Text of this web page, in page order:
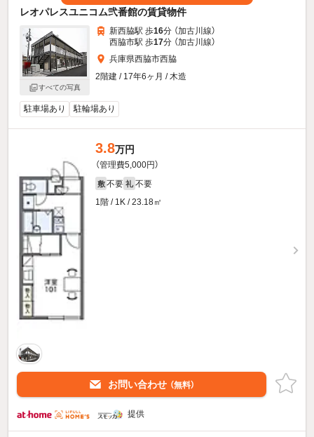
レオパレスユニコム弐番館の賃貸物件
すべての写真
新西脇駅 歩16分 （加古川線）
西脇市駅 歩17分 （加古川線）
兵庫県西脇市西脇
2階建 / 17年6ヶ月 / 木造
駐車場あり 駐輪場あり
3.8万円
（管理費5,000円）
敷 不要 礼 不要
1階 / 1K / 23.18㎡
お問い合わせ （無料）
提供